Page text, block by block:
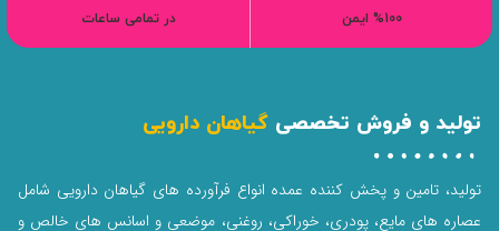
%100 ایمن در تمامی ساعات
تولید و فروش تخصصی گیاهان دارویی
تولید، تامین و پخش کننده عمده انواع فرآورده های گیاهان دارویی شامل
عصاره های مایع، پودری، خوراکی، روغنی، موضعی و اسانس های خالص و